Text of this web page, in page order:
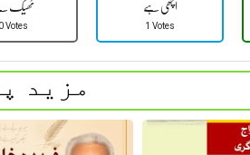
ٹھیک
0 Votes
اچھی ہے
1 Votes
مزید